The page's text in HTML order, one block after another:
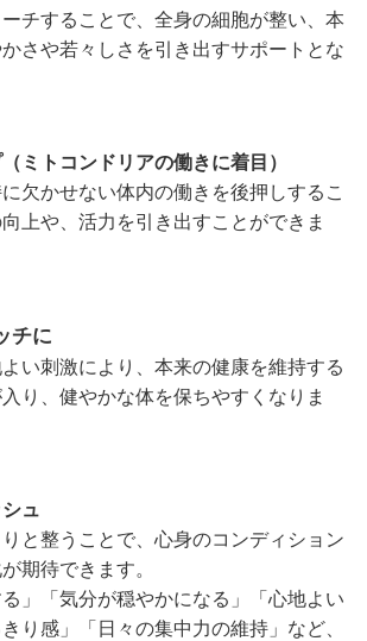
チすることで、全身の細胞が整い、本
さや若々しさを引き出すサポートとな
ミトコンドリアの働きに着目）
欠かせない体内の働きを後押しするこ
上や、活力を引き出すことができま
チに
い刺激により、本来の健康を維持する
り、健やかな体を保ちやすくなりま
ュ
と整うことで、心身のコンディション
期待できます。
る」「気分が穏やかになる」「心地よい
り感」「日々の集中力の維持」など、